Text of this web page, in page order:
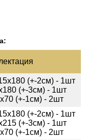
(+-2см) - 1шт
(+-3см) - 1шт
(+-1см) - 2шт
(+-2см) - 1шт
(+-3см) - 1шт
(+-1см) - 2шт